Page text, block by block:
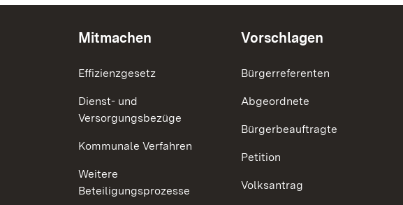
Mitmachen
Effizienzgesetz
Dienst- und
Versorgungsbezüge
Kommunale Verfahren
Weitere
Beteiligungsprozesse
Vorschlagen
Bürgerreferenten
Abgeordnete
Bürgerbeauftragte
Petition
Volksantrag